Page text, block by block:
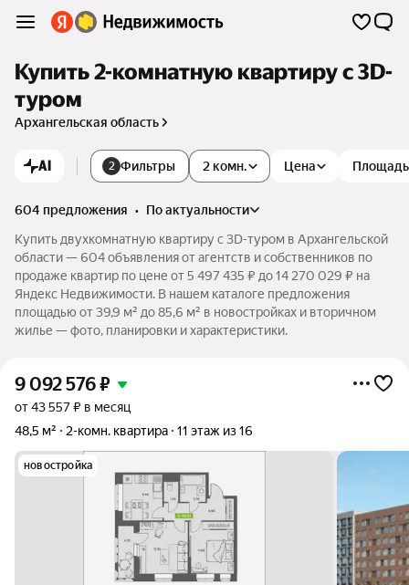
Купить 2-комнатную квартиру c 3D-
туром
Архангельская область
AI 2 Фильтры 2 комн. Цена Площадь
604 предложения •
по актуальности
Купить двухкомнатную квартиру c 3D-туром в Архангельской
области — 604 объявления от агентств и собственников по
продаже квартир по цене от 5 497 435 ₽ до 14 270 029 ₽ на
Яндекс Недвижимости. В нашем каталоге предложения
площадью от 39,9 м² до 85,6 м² в новостройках и вторичном
жилье — фото, планировки и характеристики.
9 092 576₽
от 43 557 ₽ в месяц
48,5 м²
2-комн. квартира 11 этаж из 16
новостройка